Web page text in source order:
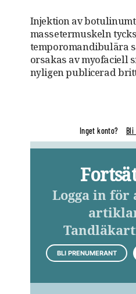
Injektion av
massetermuskeln
temporomandibulära
orsakas av myofaciell
nyligen publicerad
Inget konto? Bli
Logga in för
BLI PRENUMERANT